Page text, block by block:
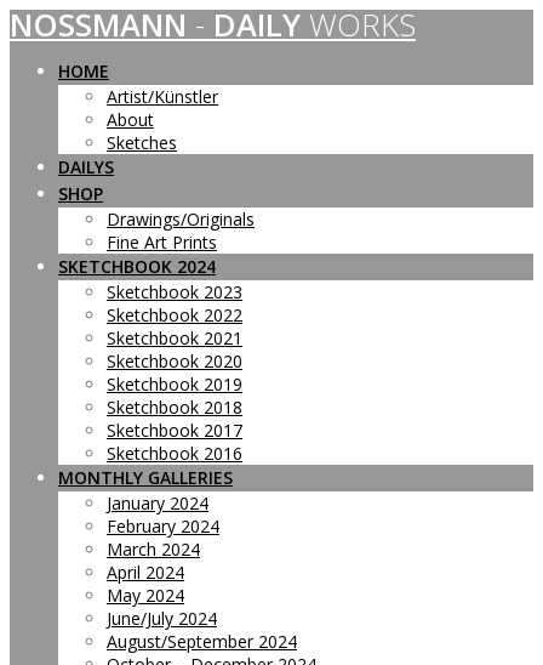
Skip
to
content
NOSSMANN - DAILY WORKS
HOME
Artist/Künstler
About
Sketches
DAILYS
SHOP
Drawings/Originals
Fine Art Prints
SKETCHBOOK 2024
Sketchbook 2023
Sketchbook 2022
Sketchbook 2021
Sketchbook 2020
Sketchbook 2019
Sketchbook 2018
Sketchbook 2017
Sketchbook 2016
MONTHLY GALLERIES
January 2024
February 2024
March 2024
April 2024
May 2024
June/July 2024
August/September 2024